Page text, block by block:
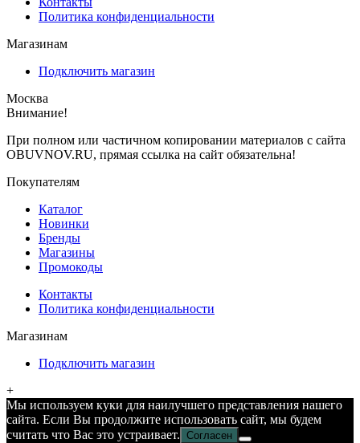
Политика конфиденциальности
Магазинам
Подключить магазин
Москва
Внимание!
При полном или частичном копировании материалов с сайта
OBUVNOV.RU, прямая ссылка на сайт обязательна!
Покупателям
Каталог
Новинки
Бренды
Магазины
Промокоды
Контакты
Политика конфиденциальности
Магазинам
Подключить магазин
+
Мы используем куки для наилучшего представления нашего
сайта. Если Вы продолжите использовать сайт, мы будем
считать что Вас это устраивает. Согласен